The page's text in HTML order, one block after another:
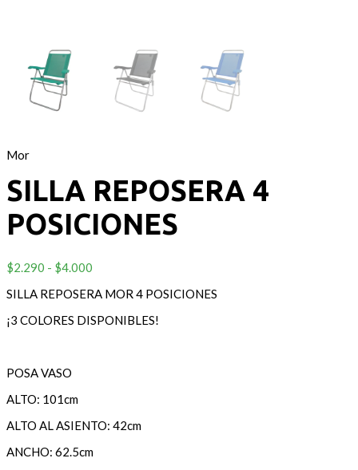
Mor
SILLA REPOSERA 4
POSICIONES
$2.290 - $4.000
precios:
$2.290
SILLA REPOSERA MOR 4 POSICIONES
¡3 COLORES DISPONIBLES!
POSA VASO
ALTO: 101cm
ALTO AL ASIENTO: 42cm
ANCHO: 62.5cm